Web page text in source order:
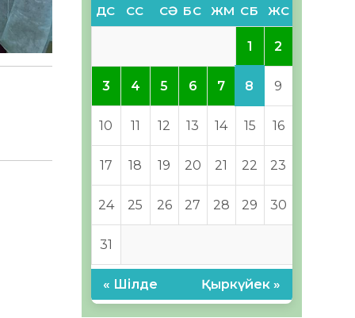
ДС СС СӘ БС ЖМ СБ ЖС
1 2
3 4 5 6 7 8 9
10 11 12 13 14 15 16
17 18 19 20 21 22 23
24 25 26 27 28 29 30
31
« Шілде Қыркүйек »